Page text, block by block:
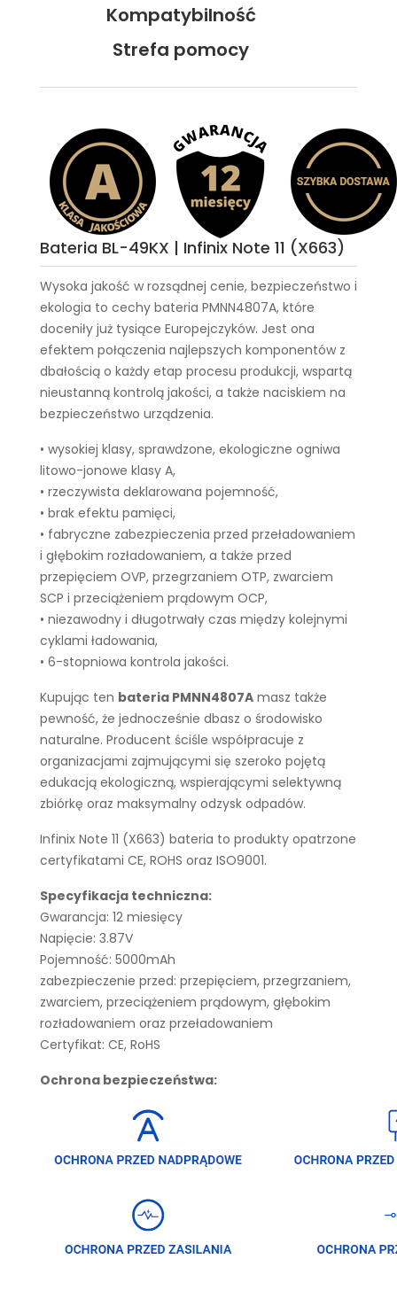
Kompatybilność
Strefa pomocy
Bateria BL-49KX | Infinix Note 11 (X663)
Wysoka jakość w rozsądnej cenie, bezpieczeństwo i
ekologia to cechy bateria PMNN4807A, które
doceniły już tysiące Europejczyków. Jest ona
efektem połączenia najlepszych komponentów z
dbałością o każdy etap procesu produkcji, wspartą
nieustanną kontrolą jakości, a także naciskiem na
bezpieczeństwo urządzenia.
• wysokiej klasy, sprawdzone, ekologiczne ogniwa
litowo-jonowe klasy A,
• rzeczywista deklarowana pojemność,
• brak efektu pamięci,
• fabryczne zabezpieczenia przed przeładowaniem
i głębokim rozładowaniem, a także przed
przepięciem OVP, przegrzaniem OTP, zwarciem
SCP i przeciążeniem prądowym OCP,
• niezawodny i długotrwały czas między kolejnymi
cyklami ładowania,
• 6-stopniowa kontrola jakości.
Kupując ten bateria PMNN4807A masz także
pewność, że jednocześnie dbasz o środowisko
naturalne. Producent ściśle współpracuje z
organizacjami zajmującymi się szeroko pojętą
edukacją ekologiczną, wspierającymi selektywną
zbiórkę oraz maksymalny odzysk odpadów.
Infinix Note 11 (X663) bateria to produkty opatrzone
certyfikatami CE, ROHS oraz ISO9001.
Specyfikacja techniczna:
Gwarancja: 12 miesięcy
Napięcie: 3.87V
Pojemność: 5000mAh
zabezpieczenie przed: przepięciem, przegrzaniem,
zwarciem, przeciążeniem prądowym, głębokim
rozładowaniem oraz przeładowaniem
Certyfikat: CE, RoHS
Ochrona bezpieczeństwa: